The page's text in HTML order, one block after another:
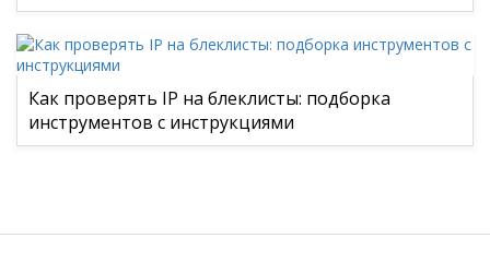
Как проверять IP на блеклисты: подборка
инструментов с инструкциями